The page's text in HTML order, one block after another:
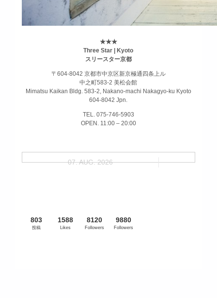
★★★
Three Star | Kyoto
スリースター京都
〒604-8042 京都市中京区新京極通四条上ル
中之町583-2 美松会館
Mimatsu Kaikan Bldg. 583-2, Nakano-machi Nakagyo-ku Kyoto
604-8042 Jpn.
TEL. 075-746-5903
OPEN. 11:00 – 20:00
07. AUG. 2026
803
投稿
1588
Likes
8120
Followers
9880
Followers